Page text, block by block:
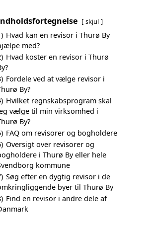
skjul
Hvad kan en revisor i Thurø By
med?
Hvad koster en revisor i Thurø
Fordele ved at vælge revisor i
By?
Hvilket regnskabsprogram skal
vælge til min virksomhed i
By?
FAQ om revisorer og bogholdere
Oversigt over revisorer og
i Thurø By eller hele
kommune
Søg efter en dygtig revisor i de
byer til Thurø By
Find en revisor i andre dele af